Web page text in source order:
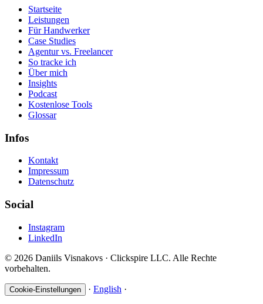
Startseite
Leistungen
Für Handwerker
Case Studies
Agentur vs. Freelancer
So tracke ich
Über mich
Insights
Podcast
Kostenlose Tools
Glossar
Infos
Kontakt
Impressum
Datenschutz
Social
Instagram
LinkedIn
© 2026 Daniils Visnakovs · Clickspire LLC. Alle Rechte
vorbehalten.
Cookie-Einstellungen · English ·